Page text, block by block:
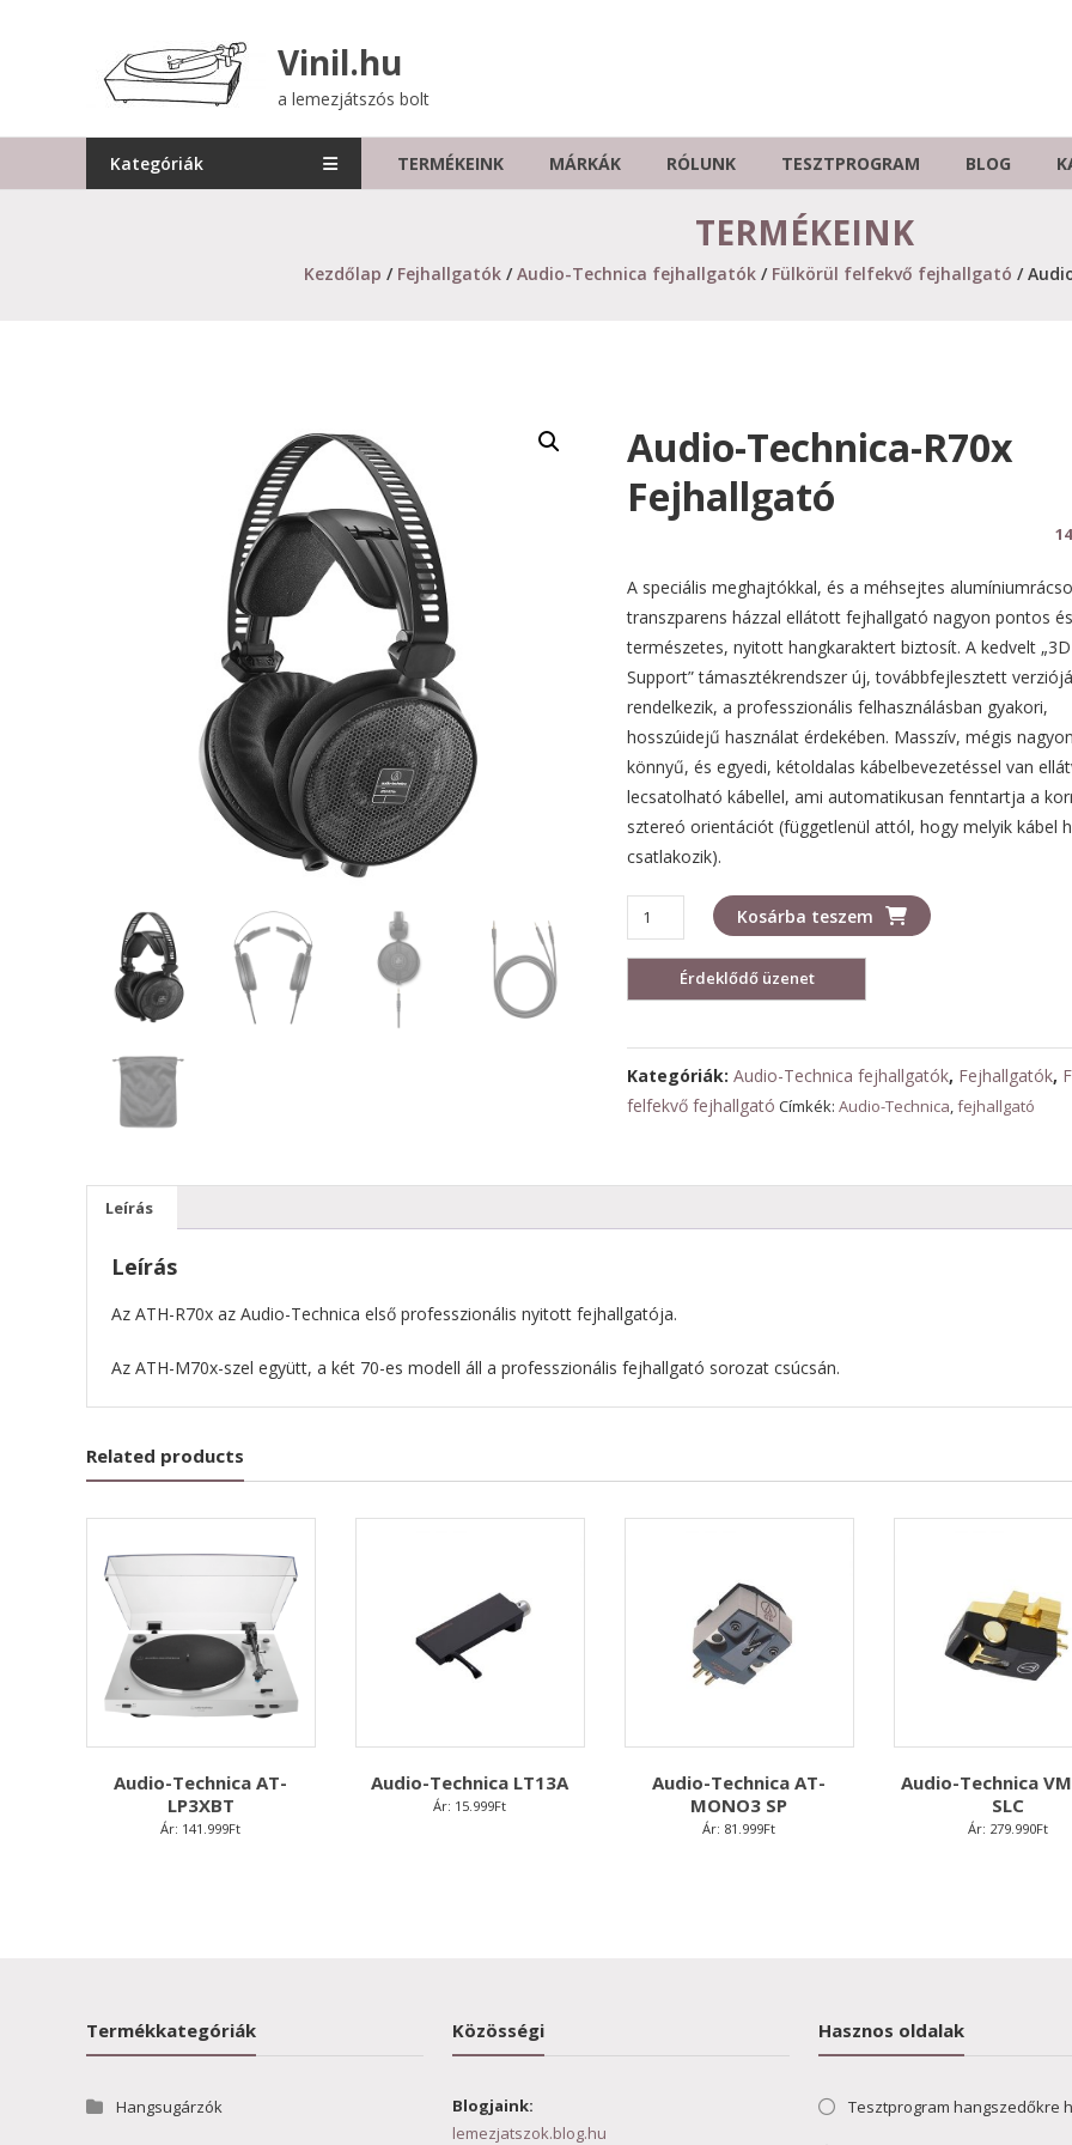
Vinil.hu
a lemezjátszós bolt
Kategóriák TERMÉKEINK MÁRKÁK RÓLUNK TESZTPROGRAM BLOG
TERMÉKEINK
Kezdőlap / Fejhallgatók /Audio-Technica fejhallgatók / Fülkörül felfekvő fejhallgató /
Audio-Technica-R70x
Fejhallgató
A speciális meghajtókkal, és a méhsejtes
transzparens házzal ellátott fejhallgató nagyon pontos és
természetes, nyitott hangkaraktert biztosít. A kedvelt
Support” támasztékrendszer új, továbbfejlesztett
rendelkezik, a professzionális felhasználásban gyakori,
hosszúidejű használat érdekében. Masszív, mégis nagyon
könnyű, és egyedi, kétoldalas kábelbevezetéssel van
lecsatolható kábellel, ami automatikusan fenntartja a
sztereó orientációt (függetlenül attól, hogy melyik kábel
csatlakozik).
Audio-
Technica-
R70x
fejhallgató
Kosárba teszem
Kategóriák:Audio-Technica fejhallgatók, Fejhallgatók,
felfekvő fejhallgató Címkék:Audio-Technica,fejhallgató
Leírás
Leírás
Az ATH-R70x az Audio-Technica első professzionális nyitott fejhallgatója.
Az ATH-M70x-szel együtt, a két 70-es modell áll a professzionális fejhallgató sorozat csúcsán.
Related products
Audio-Technica AT-
LP3XBT
Ár: 141.999Ft
Audio-Technica LT13A
Ár: 15.999Ft
Audio-Technica AT-
MONO3 SP
Ár: 81.999Ft
Audio-Technica
SLC
Ár: 279.990Ft
Termékkategóriák
Hangsugárzók
Közösségi
Blogjaink:
lemezjatszok.blog.hu
Hasznos oldalak
Tesztprogram hangszedőkre